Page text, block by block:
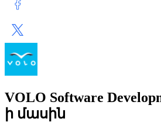
VOLO Software
ի մասին